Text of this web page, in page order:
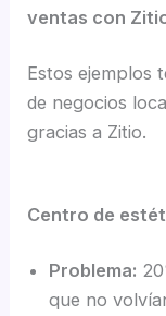
ventas con
Estos ejemplos
de negocios
gracias a Zitio.
Centro de
Problema:
que no